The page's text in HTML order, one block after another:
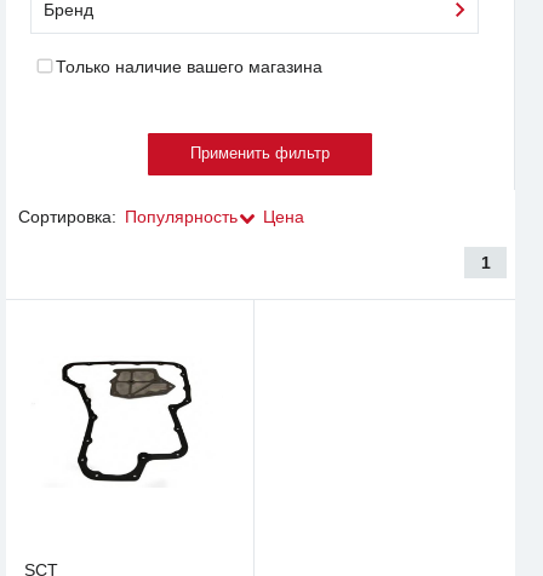
Бренд
Только наличие вашего магазина
Сортировка: Популярность Цена
1
SCT